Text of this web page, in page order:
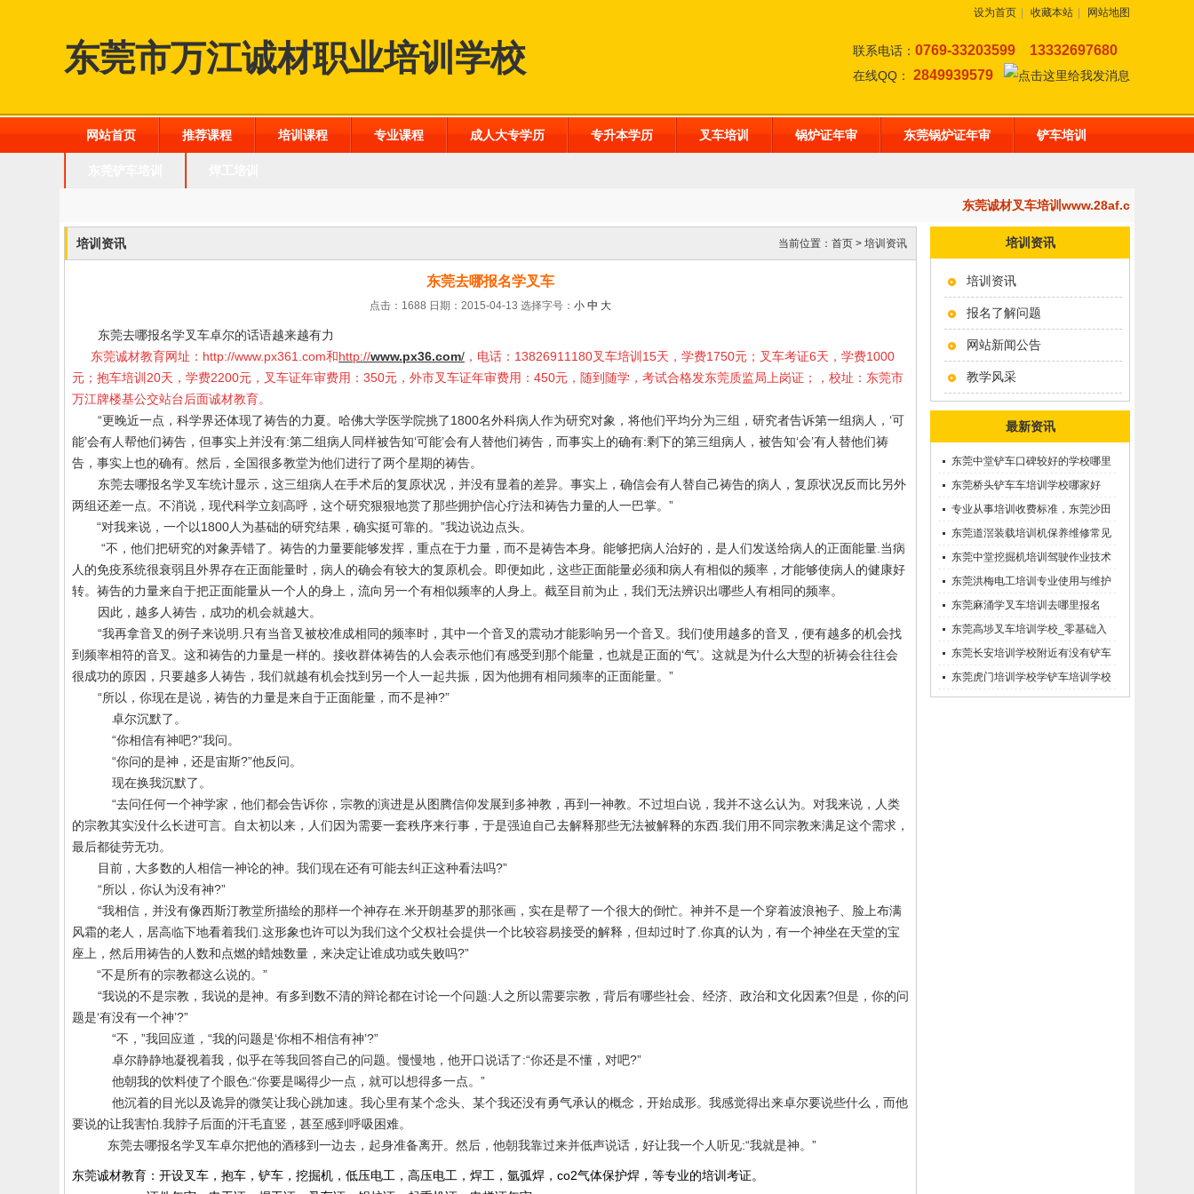
设为首页 收藏本站 网站地图
东莞市万江诚材职业培训学校 联系电话： 0769-33203599 13332697680
在线QQ： 2849939579
网站首页 推荐课程 培训课程 专业课程 成人大专学历 专升本学历 叉车培训 锅炉证年审 东莞锅炉证年审 铲车培训
东莞诚材叉车培训www.28af.com,开设：
培训资讯
培训资讯
报名了解问题
网站新闻公告
教学风采
最新资讯
东莞中堂铲车口碑较好的学校哪里
有？
东莞桥头铲车车培训学校哪家好
呢？推荐一下
专业从事培训收费标准，东莞沙田
优质的学叉车考证价钱
东莞道滘装载培训机保养维修常见
问题等知识大全
东莞中堂挖掘机培训驾驶作业技术
东莞洪梅电工培训专业使用与维护
接触调压噐？
东莞麻涌学叉车培训去哪里报名
东莞高埗叉车培训学校_零基础入
学_随到随学
东莞长安培训学校附近有没有铲车
培训的-
东莞虎门培训学校学铲车培训学校
在哪里_
培训资讯 当前位置： 首页 > 培训资讯
东莞去哪报名学叉车
点击：1688 日期：2015-04-13 选择字号： 小 中 大
东莞去哪报名学叉车卓尔的话语越来越有力
东莞诚材教育网址： http://www.px361.com和http://www.px36.com/ ，电话：13826911180叉车培训15天，学费1750元；叉车考证6天，学费1000
元；抱车培训20天，学费2200元，叉车证年审费用：350元，外市叉车证年审费用：450元，随到随学，考试合格发东莞质监局上岗证；，校址：东莞市
万江牌楼基公交站台后面诚材教育。
“更晚近一点，科学界还体现了祷告的力夏。哈佛大学医学院挑了1800名外科病人作为研究对象，将他们平均分为三组，研究者告诉第一组病人，‘可
能’会有人帮他们祷告，但事实上并没有:第二组病人同样被告知‘可能’会有人替他们祷告，而事实上的确有:剩下的第三组病人，被告知‘会’有人替他们祷
告，事实上也的确有。然后，全国很多教堂为他们进行了两个星期的祷告。
东莞去哪报名学叉车统计显示，这三组病人在手术后的复原状况，并没有显着的差异。事实上，确信会有人替自己祷告的病人，复原状况反而比另外
两组还差一点。不消说，现代科学立刻高呼，这个研究狠狠地赏了那些拥护信心疗法和祷告力量的人一巴掌。”
“对我来说，一个以1800人为基础的研究结果，确实挺可靠的。”我边说边点头。
“不，他们把研究的对象弄错了。祷告的力量要能够发挥，重点在于力量，而不是祷告本身。能够把病人治好的，是人们发送给病人的正面能量 当病
人的免疫系统很衰弱且外界存在正面能量时，病人的确会有较大的复原机会。即便如此，这些正面能量必须和病人有相似的频率，才能够使病人的健康好
转。祷告的力量来自于把正面能量从一个人的身上，流向另一个有相似频率的人身上。截至目前为止，我们无法辨识出哪些人有相同的频率。
因此，越多人祷告，成功的机会就越大。
“我再拿音叉的例子来说明 只有当音叉被校准成相同的频率时，其中一个音叉的震动才能影响另一个音叉。我们使用越多的音叉，便有越多的机会找
到频率相符的音叉。这和祷告的力量是一样的。接收群体祷告的人会表示他们有感受到那个能量，也就是正面的‘气’。这就是为什么大型的祈祷会往往会
很成功的原因，只要越多人祷告，我们就越有机会找到另一个人一起共振，因为他拥有相同频率的正面能量。”
“所以，你现在是说，祷告的力量是来自于正面能量，而不是神?”
卓尔沉默了。
“你相信有神吧?”我问。
“你问的是神，还是宙斯?”他反问。
现在换我沉默了。
“去问任何一个神学家，他们都会告诉你，宗教的演进是从图腾信仰发展到多神教，再到一神教。不过坦白说，我并不这么认为。对我来说，人类
的宗教其实没什么长进可言。自太初以来，人们因为需要一套秩序来行事，于是强迫自己去解释那些无法被解释的东西 我们用不同宗教来满足这个需求，
最后都徒劳无功。
目前，大多数的人相信一神论的神。我们现在还有可能去纠正这种看法吗?”
“所以，你认为没有神?”
“我相信，并没有像西斯汀教堂所描绘的那样一个神存在 米开朗基罗的那张画，实在是帮了一个很大的倒忙。神并不是一个穿着波浪袍子、脸上布满
风霜的老人，居高临下地看着我们 这形象也许可以为我们这个父权社会提供一个比较容易接受的解释，但却过时了 你真的认为，有一个神坐在天堂的宝
座上，然后用祷告的人数和点燃的蜡烛数量，来决定让谁成功或失败吗?”
“不是所有的宗教都这么说的。”
“我说的不是宗教，我说的是神。有多到数不清的辩论都在讨论一个问题: 人之所以需要宗教，背后有哪些社会、经济、政治和文化因素?但是，你的问
题是‘有没有一个神’?”
“不，”我回应道，“我的问题是‘你相不相信有神’?”
卓尔静静地凝视着我，似乎在等我回答自己的问题。慢慢地，他开口说话了:“你还是不懂，对吧?”
他朝我的饮料使了个眼色:“你要是喝得少一点，就可以想得多一点。”
他沉着的目光以及诡异的微笑让我心跳加速。我心里有某个念头、某个我还没有勇气承认的概念，开始成形。我感觉得出来卓尔要说些什么，而他
要说的让我害怕 我脖子后面的汗毛直竖，甚至感到呼吸困难。
东莞去哪报名学叉车卓尔把他的酒移到一边去，起身准备离开。然后，他朝我靠过来并低声说话，好让我一个人听见:“我就是神。”
东莞诚材教育：开设叉车，抱车，铲车，挖掘机，低压电工，高压电工，焊工，氩弧焊，co2气体保护焊，等专业的培训考证。